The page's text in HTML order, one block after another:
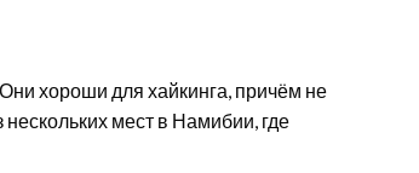
хороши для хайкинга, причём не
мест в Намибии, где